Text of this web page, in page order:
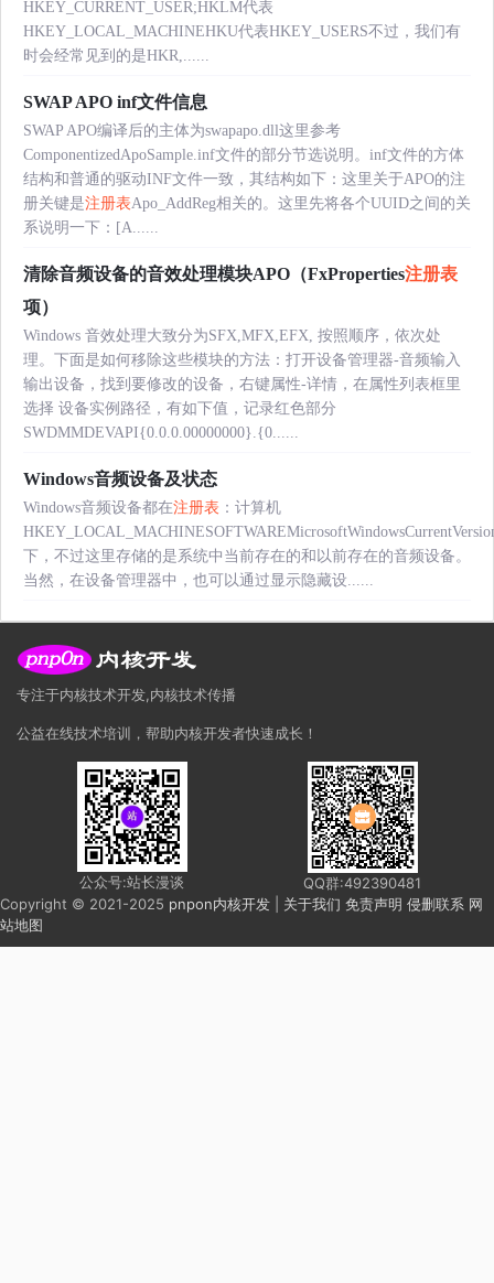
HKEY_CURRENT_USER;HKLM代表
HKEY_LOCAL_MACHINEHKU代表HKEY_USERS不过，我们有
时会经常见到的是HKR,......
SWAP APO inf文件信息
SWAP APO编译后的主体为swapapo.dll这里参考
ComponentizedApoSample.inf文件的部分节选说明。inf文件的方体
结构和普通的驱动INF文件一致，其结构如下：这里关于APO的注
册关键是注册表Apo_AddReg相关的。这里先将各个UUID之间的关
系说明一下：[A......
清除音频设备的音效处理模块APO（FxProperties注册表
项）
Windows 音效处理大致分为SFX,MFX,EFX, 按照顺序，依次处
理。下面是如何移除这些模块的方法：打开设备管理器-音频输入
输出设备，找到要修改的设备，右键属性-详情，在属性列表框里
选择 设备实例路径，有如下值，记录红色部分
SWDMMDEVAPI{0.0.0.00000000}.{0......
Windows音频设备及状态
Windows音频设备都在注册表 ：计算机
下，不过这里存储的是系统中当前存在的和以前存在的音频设备。
当然，在设备管理器中，也可以通过显示隐藏设......
专注于内核技术开发,内核技术传播
公益在线技术培训，帮助内核开发者快速成长！
公众号:站长漫谈
QQ群:492390481
Copyright © 2021-2025 pnpon内核开发 关于我们 免责声明 侵删联系 网
站地图